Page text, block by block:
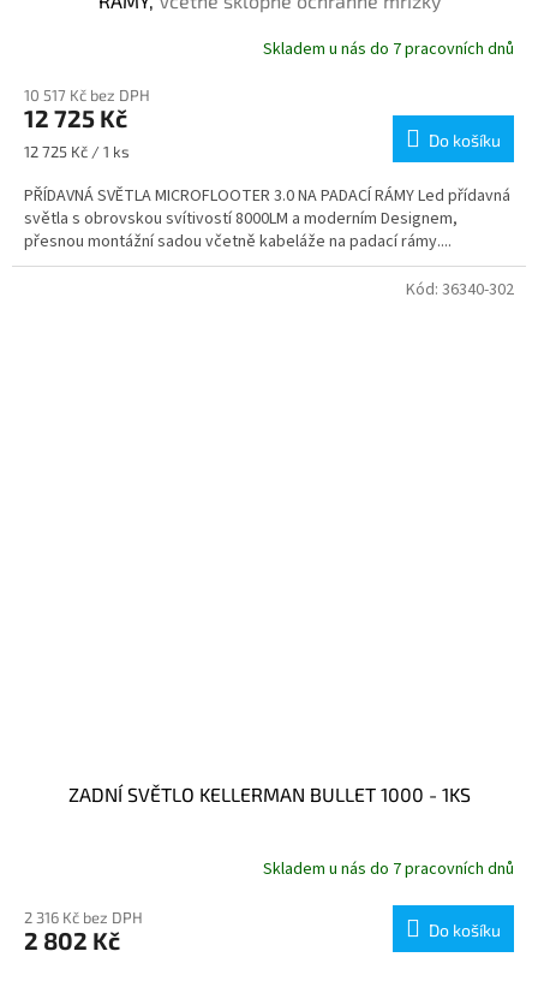
Skladem u nás do 7 pracovních dnů
10 517 Kč bez DPH
12 725 Kč
Měrná
12 725 Kč / 1 ks
Do košíku
PŘÍDAVNÁ SVĚTLA MICROFLOOTER 3.0 NA PADACÍ RÁMY Led přídavná
světla s obrovskou svítivostí 8000LM a moderním Designem,
přesnou montážní sadou včetně kabeláže na padací rámy....
ZADNÍ SVĚTLO KELLERMAN BULLET 1000 - 1KS
Skladem u nás do 7 pracovních dnů
2 316 Kč bez DPH
2 802 Kč Do košíku
Kód: 36340-302